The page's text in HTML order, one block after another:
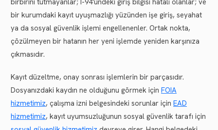
bir kurumdaki kayıt uyuşmazlığı yüzünden işe giriş, seyahat
ya da sosyal güvenlik işlemi engellenenler. Ortak nokta,
çözülmeyen bir hatanın her yeni işlemde yeniden karşınıza
çıkmasıdır.
Kayıt düzeltme, onay sonrası işlemlerin bir parçasıdır.
Dosyanızdaki kaydın ne olduğunu görmek için FOIA
hizmetimiz, çalışma izni belgesindeki sorunlar için EAD
hizmetimiz, kayıt uyumsuzluğunun sosyal güvenlik tarafı için